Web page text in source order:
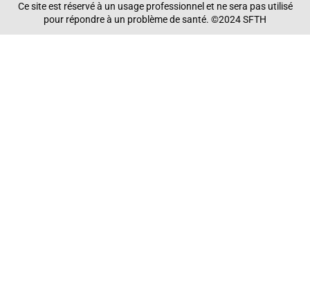
Ce site est réservé à un usage professionnel et ne sera pas utilisé
pour répondre à un problème de santé. ©2024 SFTH